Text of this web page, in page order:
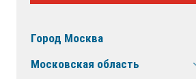
Город Москва
Московская область